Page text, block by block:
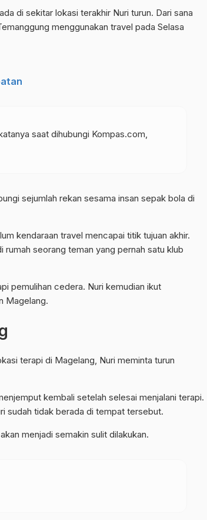
di sekitar lokasi terakhir Nuri turun. Dari sana
menggunakan travel pada Selasa
saat dihubungi Kompas.com,
sejumlah rekan sesama insan sepak bola di
kendaraan travel mencapai titik tujuan akhir.
rumah seorang teman yang pernah satu klub
pemulihan cedera. Nuri kemudian ikut
Magelang.
terapi di Magelang, Nuri meminta turun
kembali setelah selesai menjalani terapi.
sudah tidak berada di tempat tersebut.
menjadi semakin sulit dilakukan.